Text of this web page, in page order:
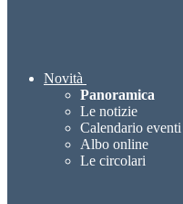
Novità
Panoramica
Le notizie
Calendario eventi
Albo online
Le circolari